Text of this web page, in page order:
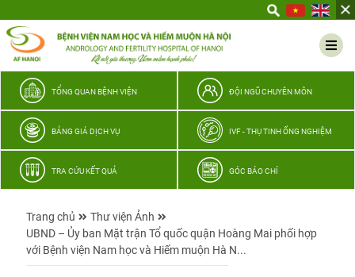
thương
TỔNG QUAN BỆNH VIỆN ĐỘI NGŨ CHUYÊN MÔN
BẢNG GIÁ DỊCH VỤ IVF - THỤ TINH ỐNG NGHIỆM
TRA CỨU KẾT QUẢ GÓC BÁO CHÍ
Trang chủ
Thư viện Ảnh
UBND – Ủy ban Mặt trận Tổ quốc quận Hoàng Mai phối hợp
với Bệnh viện Nam học và Hiếm muộn Hà N...